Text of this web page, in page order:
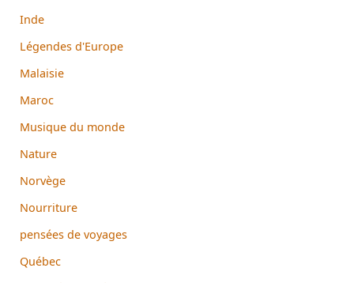
Inde
Légendes d'Europe
Malaisie
Maroc
Musique du monde
Nature
Norvège
Nourriture
pensées de voyages
Québec